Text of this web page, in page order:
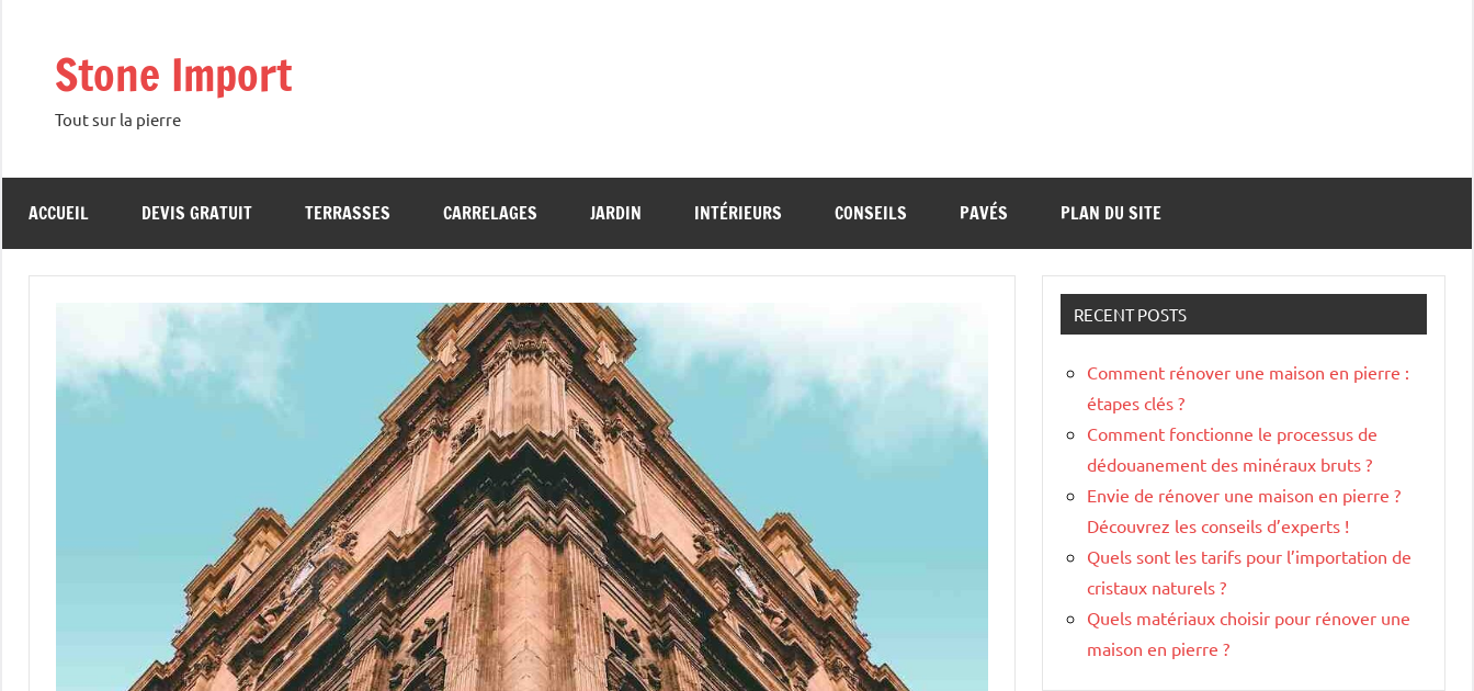
contenuStone Import
Tout sur la pierre
ACCUEIL DEVIS GRATUIT TERRASSES CARRELAGES JARDIN INTÉRIEURS CONSEILS PAVÉS PLAN DU SITE
RECENT POSTS
Comment rénover une maison en pierre :
étapes clés ?
Comment fonctionne le processus de
dédouanement des minéraux bruts ?
Envie de rénover une maison en pierre ?
Découvrez les conseils d’experts !
Quels sont les tarifs pour l’importation de
cristaux naturels ?
Quels matériaux choisir pour rénover une
maison en pierre ?